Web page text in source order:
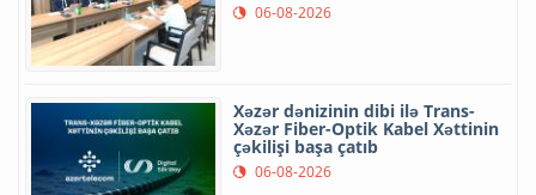
06-08-2026
Xəzər dənizinin dibi ilə Trans-
Xəzər Fiber-Optik Kabel Xəttinin
çəkilişi başa çatıb
06-08-2026